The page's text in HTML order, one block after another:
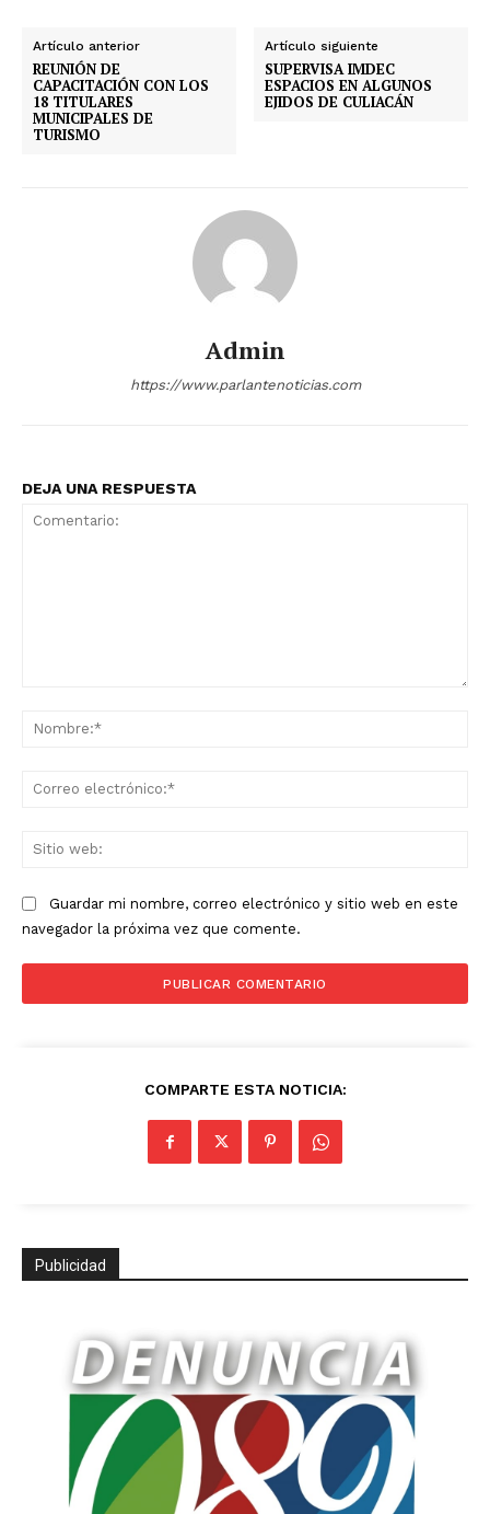
Artículo anterior
REUNIÓN DE
CAPACITACIÓN CON LOS
18 TITULARES
MUNICIPALES DE
TURISMO
Artículo siguiente
SUPERVISA IMDEC
ESPACIOS EN ALGUNOS
EJIDOS DE CULIACÁN
Admin
https://www.parlantenoticias.com
DEJA UNA RESPUESTA
Guardar mi nombre, correo electrónico y sitio web en este
navegador la próxima vez que comente.
COMPARTE ESTA NOTICIA:
Publicidad